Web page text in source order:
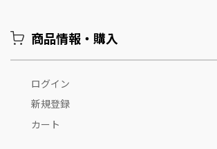
商品情報・購入
ログイン
新規登録
カート